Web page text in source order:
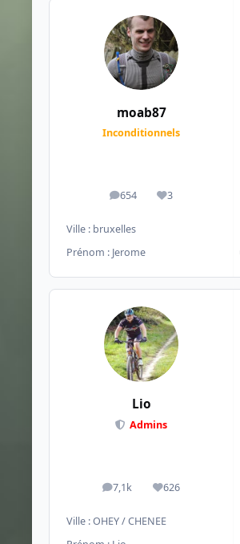
moab87
Inconditionnels
654
messages3
Réputation
Ville : bruxelles
Prénom : Jerome
Lio
Admins
7,1k
messages626
Réputation
Ville :OHEY / CHENEE